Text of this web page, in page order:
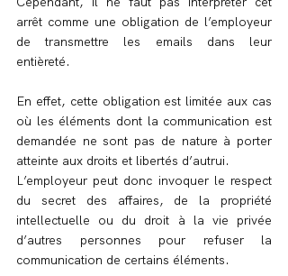
arrêt comme une obligation de l’employeur
de transmettre les emails dans leur
entièreté.
En effet, cette obligation est limitée aux cas
où les éléments dont la communication est
demandée ne sont pas de nature à porter
atteinte aux droits et libertés d’autrui.
L’employeur peut donc invoquer le respect
du secret des affaires, de la propriété
intellectuelle ou du droit à la vie privée
d’autres personnes pour refuser la
communication de certains éléments.